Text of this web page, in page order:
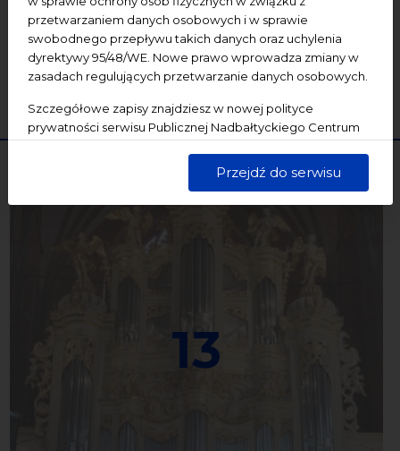
przetwarzaniem danych osobowych i w sprawie
swobodnego przepływu takich danych oraz uchylenia
dyrektywy 95/48/WE. Nowe prawo wprowadza zmiany w
zasadach regulujących przetwarzanie danych osobowych.
Szczegółowe zapisy znajdziesz w nowej polityce
prywatności serwisu Publicznej Nadbałtyckiego Centrum
dane są przetwarzane w sposób bezpieczny, z należytą
starannością i zgodnie z obowiązującymi przepisami.
Przejdź do serwisu
Następny tydzień Następny miesiąc
13